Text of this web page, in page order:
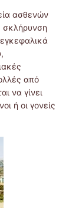
ασθενών
σκλήρυνση
από
να γίνει
ή οι γονείς